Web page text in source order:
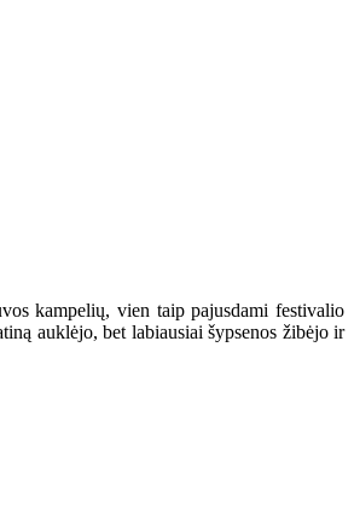
kampelių, vien taip pajusdami festivalio
auklėjo, bet labiausiai šypsenos žibėjo ir